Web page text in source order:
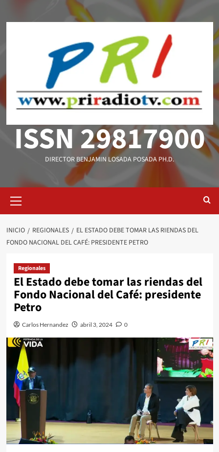
ISSN 29817900
DIRECTOR BENJAMIN LOSADA POSADA PH.D.
primario
INICIO REGIONALES
EL ESTADO DEBE TOMAR LAS RIENDAS DEL
FONDO NACIONAL DEL CAFÉ: PRESIDENTE PETRO
Regionales
El Estado debe tomar las riendas del
Fondo Nacional del Café: presidente
Petro
Carlos Hernandez abril 3, 2024 0